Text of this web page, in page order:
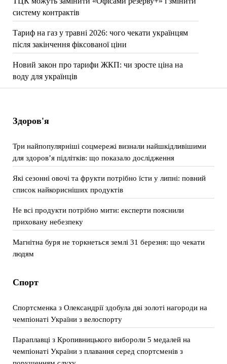
систему контрактів
Тариф на газ у травні 2026: чого чекати українцям
після закінчення фіксованої ціни
Новий закон про тарифи ЖКП: чи зросте ціна на
воду для українців
Здоров'я
Три найпопулярніші соцмережі визнали найшкідливішими
для здоров’я підлітків: що показало дослідження
Які сезонні овочі та фрукти потрібно їсти у липні: повний
список найкорисніших продуктів
Не всі продукти потрібно мити: експерти пояснили
приховану небезпеку
Магнітна буря не торкнеться землі 31 березня: що чекати
людям
Спорт
Спортсменка з Олександрії здобула дві золоті нагороди на
чемпіонаті України з велоспорту
Параплавці з Кропивницького вибороли 5 медалей на
чемпіонаті України з плавання серед спортсменів з